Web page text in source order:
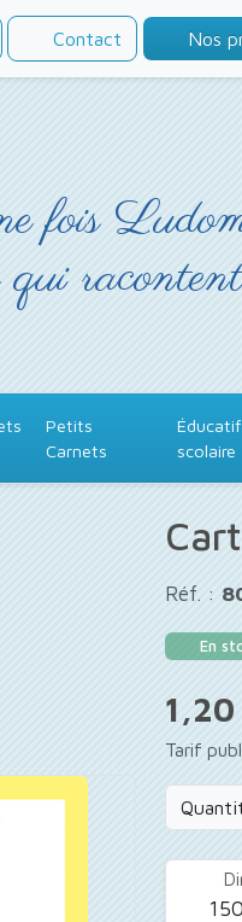
Contact Nos
fois
qui
Petits
Carnets
scolaire
Réf. :
En
Tarif